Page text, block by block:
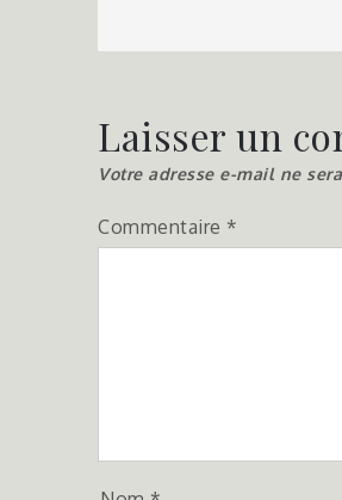
l’article
Laisser un
Votre adresse e-mail ne
Commentaire *